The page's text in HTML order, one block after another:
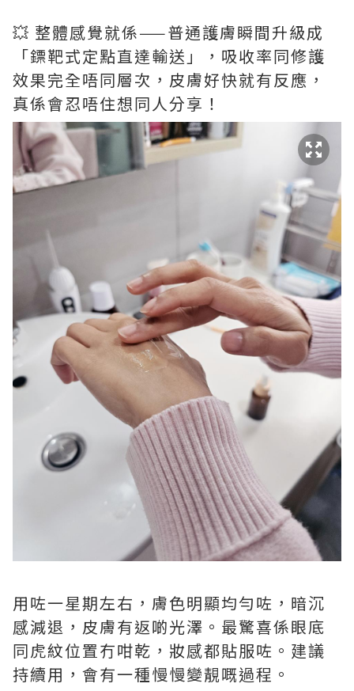
💥 整體感覺就係——普通護膚瞬間升級成
「鏢靶式定點直達輸送」，吸收率同修護
效果完全唔同層次，皮膚好快就有反應，
真係會忍唔住想同人分享！
用咗一星期左右，膚色明顯均勻咗，暗沉
感減退，皮膚有返啲光澤。最驚喜係眼底
同虎紋位置冇咁乾，妝感都貼服咗。建議
持續用，會有一種慢慢變靚嘅過程。